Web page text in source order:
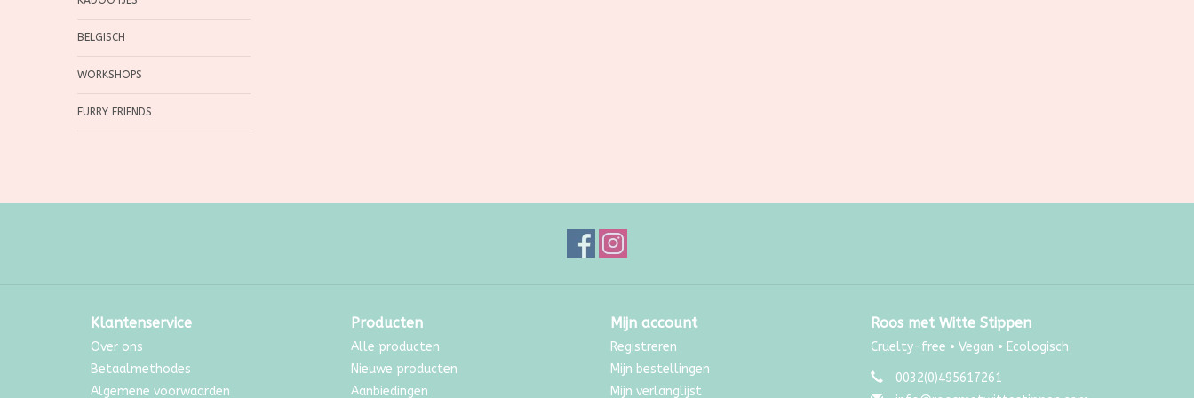
BELGISCH
WORKSHOPS
FURRY FRIENDS
Klantenservice
Over ons
Betaalmethodes
Algemene voorwaarden
Producten
Alle producten
Nieuwe producten
Aanbiedingen
Mijn account
Registreren
Mijn bestellingen
Mijn verlanglijst
Roos met Witte Stippen
Cruelty-free • Vegan • Ecologisch
0032(0)495617261